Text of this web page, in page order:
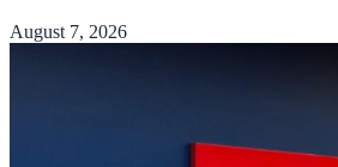
August 7, 2026